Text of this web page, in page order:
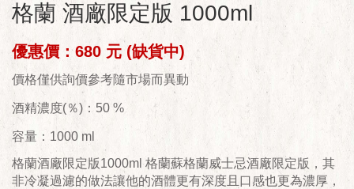
格蘭 酒廠限定版 1000ml
優惠價：680 元 (缺貨中)
價格僅供詢價參考隨市場而異動
酒精濃度(％)：50 %
容量：1000 ml
格蘭酒廠限定版1000ml 格蘭蘇格蘭威士忌酒廠限定版，其
非冷凝過濾的做法讓他的酒體更有深度且口感也更為濃厚，